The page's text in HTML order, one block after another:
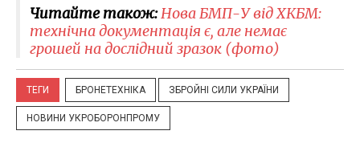
Читайте також:Нова БМП-У від ХКБМ:
технічна документація є, але немає
грошей на дослідний зразок (фото)
ТЕГИ БРОНЕТЕХНІКА ЗБРОЙНІ СИЛИ УКРАЇНИ
НОВИНИ УКРОБОРОНПРОМУ